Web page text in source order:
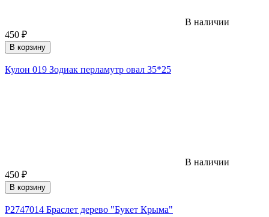
В наличии
450 ₽
В корзину
Кулон 019 Зодиак перламутр овал 35*25
В наличии
450 ₽
В корзину
Р2747014 Браслет дерево "Букет Крыма"